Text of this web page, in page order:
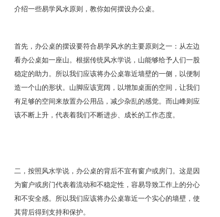
介绍一些易学风水原则，教你如何摆设办公桌。
首先，办公桌的摆设要符合易学风水的主要原则之一：从左边
看办公桌如一座山。根据传统风水学说，山能够给予人们一股
稳定的助力。所以我们应该将办公桌靠近墙壁的一侧，以便制
造一个山的形状。山脚应该宽阔，以增加桌面的空间，让我们
有足够的空间来放置办公用品，减少杂乱的感觉。而山峰则应
该不断上升，代表着我们不断进步、成长的工作态度。
二，按照风水学说，办公桌的背后不宜有窗户或房门。这是因
为窗户或房门代表着流动和不稳定性，容易导致工作上的分心
和不安全感。所以我们应该将办公桌靠近一个实心的墙壁，使
其背后得到支持和保护。